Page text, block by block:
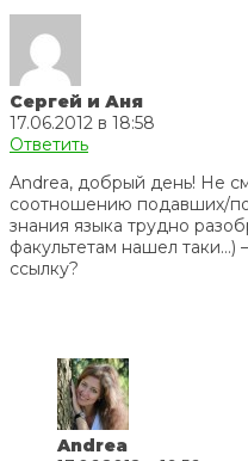
Сергей и Аня
17.06.2012 в 18:58
Ответить
Andrea, добрый день! Не
соотношению подавших/
знания языка трудно
факультетам нашел
ссылку?
Andrea